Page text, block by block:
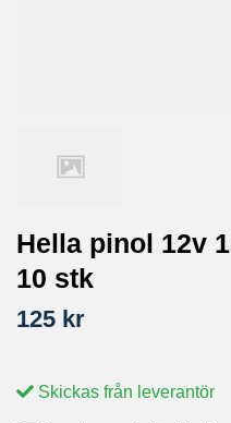
Hella pinol 12v
10 stk
125 kr
Skickas från leverantör